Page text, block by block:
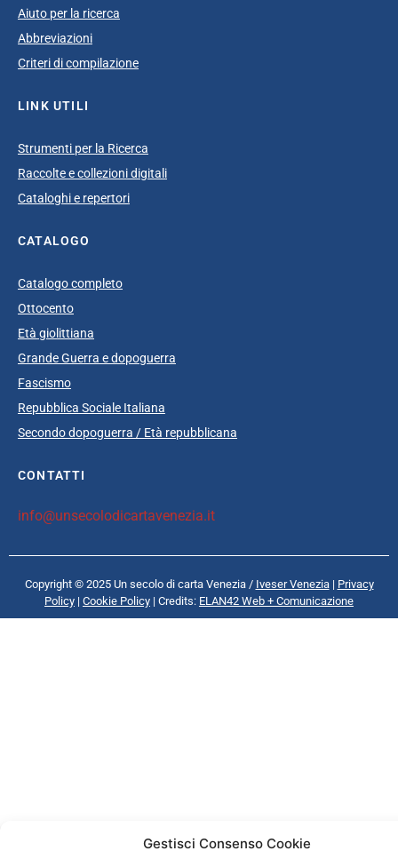
Gestisci Consenso Cookie
Aiuto per la ricerca
Abbreviazioni
Criteri di compilazione
LINK UTILI
Strumenti per la Ricerca
Raccolte e collezioni digitali
Cataloghi e repertori
CATALOGO
Catalogo completo
Ottocento
Età giolittiana
Grande Guerra e dopoguerra
Fascismo
Repubblica Sociale Italiana
Secondo dopoguerra / Età repubblicana
CONTATTI
info@unsecolodicartavenezia.it
Copyright © 2025 Un secolo di carta Venezia / Iveser Venezia| Privacy
Policy | Cookie Policy | Credits: ELAN42 Web + Comunicazione